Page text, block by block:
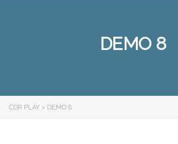
DEMO 8
CDR PLAY > DEMO 8